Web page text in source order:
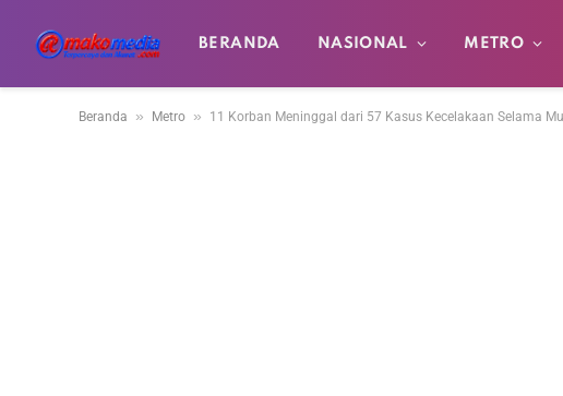
BERANDA NASIONAL METRO
Beranda » Metro » 11 Korban Meninggal dari 57 Kasus Kecelakaan Selama